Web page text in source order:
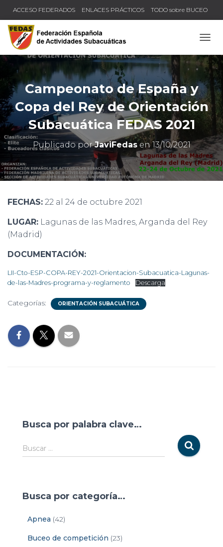
ACCESO FEDERADOS ENLACES PRÁCTICOS TODO sobre BUCEO
COMPRUEBA TU TÍTULO Y LICENCIA
Campeonato de España y
Copa del Rey de Orientación
Subacuática FEDAS 2021
Publicado porJaviFedasen13/10/2021
FECHAS: 22 al 24 de octubre 2021
LUGAR: Lagunas de las Madres, Arganda del Rey
(Madrid)
DOCUMENTACIÓN:
LII-Cto-ESP-COPA-REY-2021-Orientacion-Subacuatica-Lagunas-
de-las-Madres-programa-y-reglamento
Descarga
Categorías: ORIENTACIÓN SUBACUÁTICA
Busca por palabra clave…
Buscar …
Busca por categoría…
Apnea (42)
Buceo de competición (23)